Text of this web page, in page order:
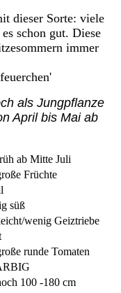
dieser Sorte: viele
schon gut. Diese
immer
als Jungpflanze
April bis Mai ab
ab Mitte Juli
Früchte
süß
wenig Geiztriebe
runde Tomaten
100 -180 cm